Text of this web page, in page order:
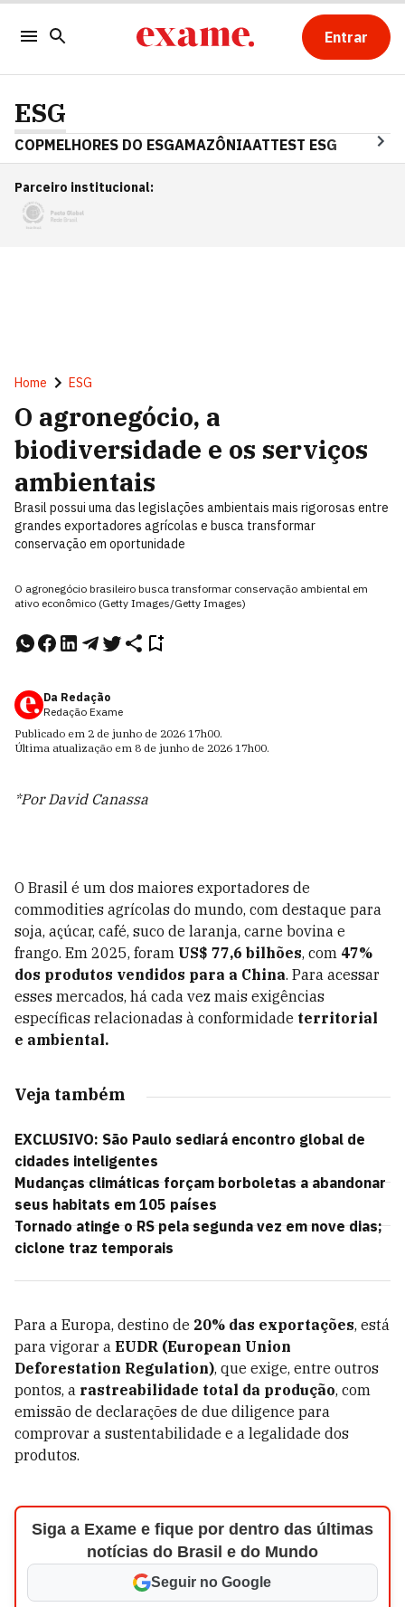
Entrar
ESG
COPMELHORES DO ESGAMAZÔNIAATTEST ESG
Parceiro institucional:
Home ESG
O agronegócio, a
biodiversidade e os serviços
ambientais
Brasil possui uma das legislações ambientais mais rigorosas entre
grandes exportadores agrícolas e busca transformar
conservação em oportunidade
O agronegócio brasileiro busca transformar conservação ambiental em
ativo econômico (Getty Images/Getty Images)
Da Redação
Redação Exame
Publicado em 2 de junho de 2026 17h00.
Última atualização em 8 de junho de 2026 17h00.
*Por David Canassa
O Brasil é um dos maiores exportadores de
commodities agrícolas do mundo, com destaque para
soja, açúcar, café, suco de laranja, carne bovina e
frango. Em 2025, foram US$ 77,6 bilhões, com 47%
dos produtos vendidos para a China. Para acessar
esses mercados, há cada vez mais exigências
específicas relacionadas à conformidade territorial
e ambiental.
Veja também
EXCLUSIVO: São Paulo sediará encontro global de
cidades inteligentes
Mudanças climáticas forçam borboletas a abandonar
seus habitats em 105 países
Tornado atinge o RS pela segunda vez em nove dias;
ciclone traz temporais
Para a Europa, destino de 20% das exportações, está
para vigorar a EUDR (European Union
Deforestation Regulation), que exige, entre outros
pontos, a rastreabilidade total da produção, com
emissão de declarações de due diligence para
comprovar a sustentabilidade e a legalidade dos
produtos.
Siga a Exame e fique por dentro das últimas
notícias do Brasil e do Mundo
Seguir no Google